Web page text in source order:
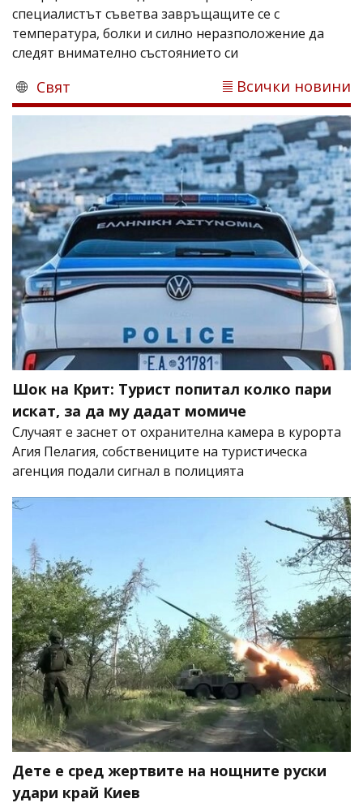
специалистът съветва завръщащите се с
температура, болки и силно неразположение да
следят внимателно състоянието си
Свят Всички новини
Шок на Крит: Турист попитал колко пари
искат, за да му дадат момиче
Случаят е заснет от охранителна камера в курорта
Агия Пелагия, собствениците на туристическа
агенция подали сигнал в полицията
Дете е сред жертвите на нощните руски
удари край Киев